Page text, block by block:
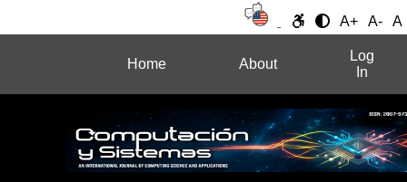
A+ A- A
Home About
Log
In